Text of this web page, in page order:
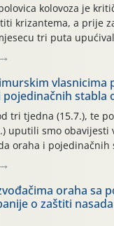
kolovoza je
krizantema, a prije
tri puta
zaštite
štetnika i fito-fagnih
ovog mjeseca je
vruće
[…]
vlasnicima
pojedinačnih stabla
tri tjedna (15.7.), te
uputili smo obavijesti
oraha i pojedinačnih
potrebi usmjerenog
completa)!
“toplinski udar”,
dana (31.7.-05.8.),
svakodnevno […]
oraha sa
o zaštiti